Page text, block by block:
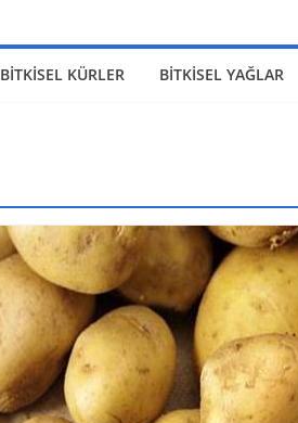
BİTKİSEL KÜRLER BİTKİSEL YAĞLAR